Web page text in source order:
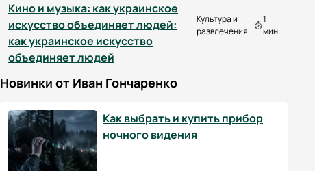
Кино и музыка: как украинское
искусство объединяет людей:
как украинское искусство
объединяет людей
Культура и
развлечения
1
мин
Новинки от Иван Гончаренко
Как выбрать и купить прибор
ночного видения